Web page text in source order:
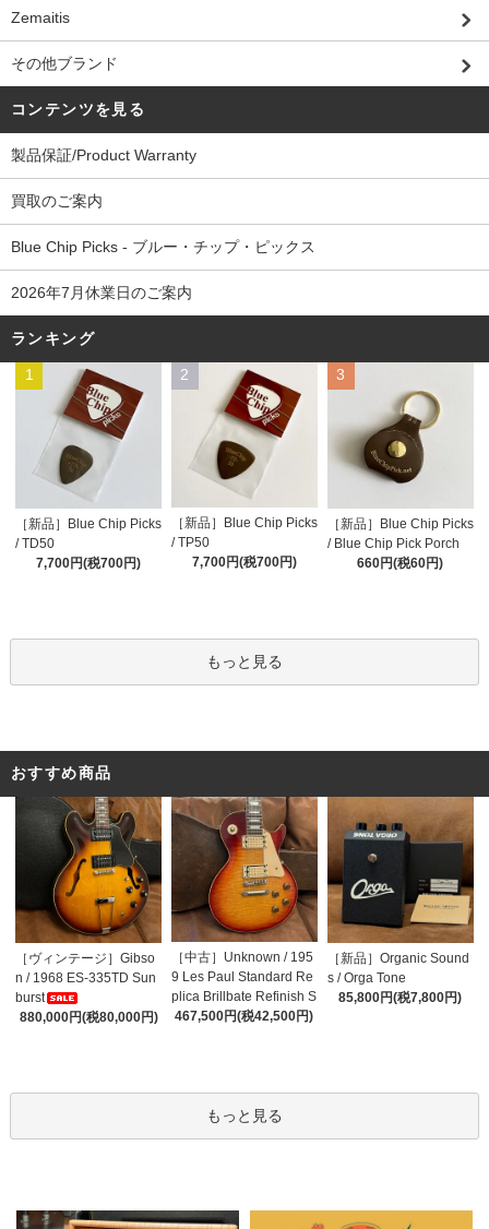
Zemaitis
その他ブランド
コンテンツを見る
製品保証/Product Warranty
買取のご案内
Blue Chip Picks - ブルー・チップ・ピックス
2026年7月休業日のご案内
ランキング
1
［新品］Blue Chip Picks
/ TD50
7,700円(税700円)
2
［新品］Blue Chip Picks
/ TP50
7,700円(税700円)
3
［新品］Blue Chip Picks
/ Blue Chip Pick Porch
660円(税60円)
もっと見る
おすすめ商品
［ヴィンテージ］Gibso
n / 1968 ES-335TD Sun
burst
880,000円(税80,000円)
［中古］Unknown / 195
9 Les Paul Standard Re
plica Brillbate Refinish S
unburst Top
467,500円(税42,500円)
［新品］Organic Sound
s / Orga Tone
85,800円(税7,800円)
もっと見る